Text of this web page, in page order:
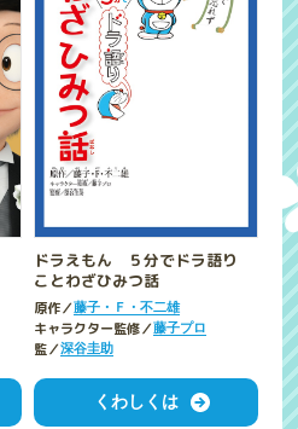
ドラえもん ５分でドラ語り
ことわざひみつ話
原作／藤子・Ｆ・不二雄
キャラクター監修／藤子プロ
監／深谷圭助
くわしくは